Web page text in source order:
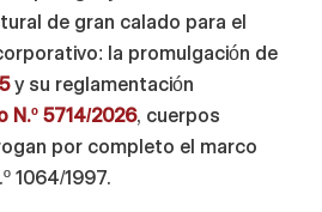
de gran calado para el
la promulgación de
y su reglamentación
N.º 5714/2026, cuerpos
por completo el marco
1064/1997.